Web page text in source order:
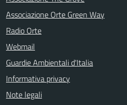
Associazione Orte Green Way
Radio Orte
Webmail
Guardie Ambientali d'Italia
Informativa privacy
Note legali